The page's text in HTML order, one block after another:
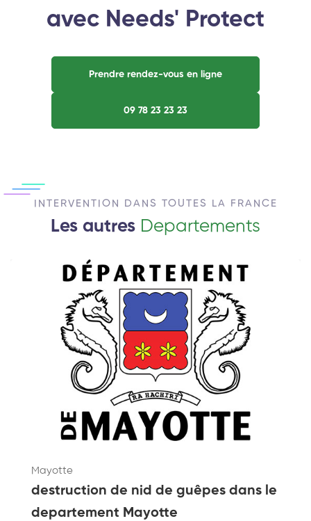
avec Needs' Protect
Prendre rendez-vous en ligne
09 78 23 23 23
INTERVENTION DANS TOUTES LA FRANCE
Les autres Departements
Mayotte
destruction de nid de guêpes dans le
departement Mayotte